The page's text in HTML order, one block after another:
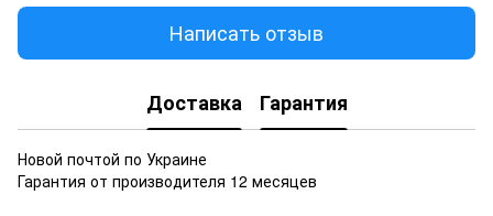
Написать отзыв
Доставка Гарантия
Новой почтой по Украине
Гарантия от производителя 12 месяцев